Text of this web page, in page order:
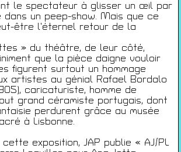
le spectateur à glisser un œil par
dans un peep-show. Mais que ce
être l’éternel retour de la
» du théâtre, de leur côté,
que la pièce daigne vouloir
figurent surtout un hommage
artistes au génial Rafael Bordalo
caricaturiste, homme de
grand céramiste portugais, dont
perdurent grâce au musée
à Lisbonne.
cette exposition, JAP publie « AJ/PL
PLASTIQUES